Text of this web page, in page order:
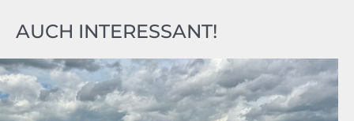
AUCH INTERESSANT!